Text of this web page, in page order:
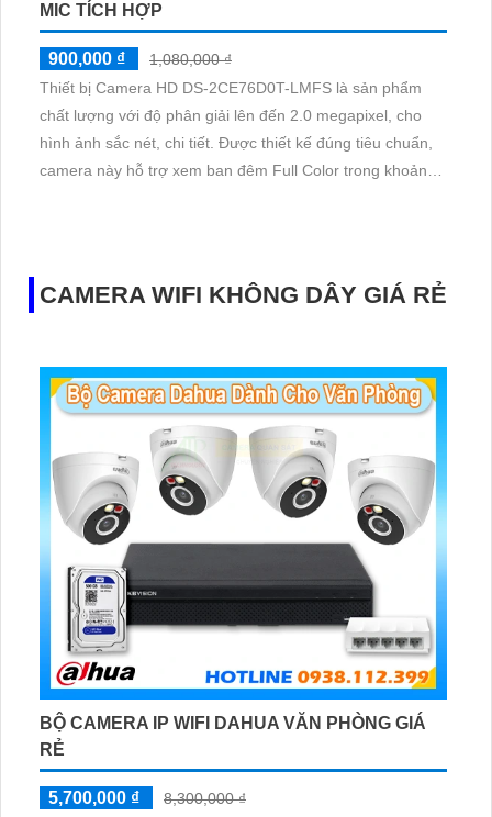
MIC TÍCH HỢP
900,000 ₫
1,080,000 ₫
Thiết bị Camera HD DS-2CE76D0T-LMFS là sản phẩm
chất lượng với độ phân giải lên đến 2.0 megapixel, cho
hình ảnh sắc nét, chi tiết. Được thiết kế đúng tiêu chuẩn,
camera này hỗ trợ xem ban đêm Full Color trong khoảng
CAMERA WIFI KHÔNG DÂY GIÁ RẺ
BỘ CAMERA IP WIFI DAHUA VĂN PHÒNG GIÁ
RẺ
5,700,000 ₫
8,300,000 ₫